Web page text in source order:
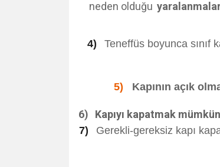
neden olduğu
4)
Teneffüs boyunca sınıf
5) Kapının açık
6) Kapıyı kapatmak
7)
Gerekli-gereksiz kapı